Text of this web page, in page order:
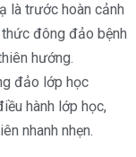
là trước hoàn cảnh
đông đảo bệnh
hướng.
đảo lớp học
hành lớp học,
nhanh nhẹn.